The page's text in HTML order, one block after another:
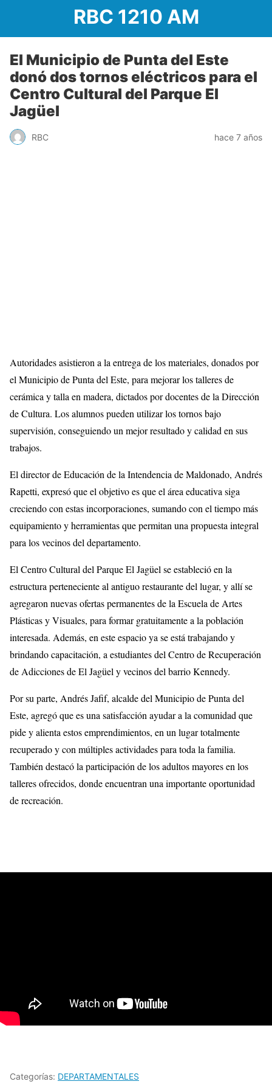
RBC 1210 AM
El Municipio de Punta del Este
donó dos tornos eléctricos para el
Centro Cultural del Parque El
Jagüel
RBC hace 7 años
Autoridades asistieron a la entrega de los materiales, donados por
el Municipio de Punta del Este, para mejorar los talleres de
cerámica y talla en madera, dictados por docentes de la Dirección
de Cultura. Los alumnos pueden utilizar los tornos bajo
supervisión, conseguiendo un mejor resultado y calidad en sus
trabajos.
El director de Educación de la Intendencia de Maldonado, Andrés
Rapetti, expresó que el objetivo es que el área educativa siga
creciendo con estas incorporaciones, sumando con el tiempo más
equipamiento y herramientas que permitan una propuesta integral
para los vecinos del departamento.
El Centro Cultural del Parque El Jagüel se estableció en la
estructura perteneciente al antiguo restaurante del lugar, y allí se
agregaron nuevas ofertas permanentes de la Escuela de Artes
Plásticas y Visuales, para formar gratuitamente a la población
interesada. Además, en este espacio ya se está trabajando y
brindando capacitación, a estudiantes del Centro de Recuperación
de Adicciones de El Jagüel y vecinos del barrio Kennedy.
Por su parte, Andrés Jafif, alcalde del Municipio de Punta del
Este, agregó que es una satisfacción ayudar a la comunidad que
pide y alienta estos emprendimientos, en un lugar totalmente
recuperado y con múltiples actividades para toda la familia.
También destacó la participación de los adultos mayores en los
talleres ofrecidos, donde encuentran una importante oportunidad
de recreación.
Categorías: DEPARTAMENTALES